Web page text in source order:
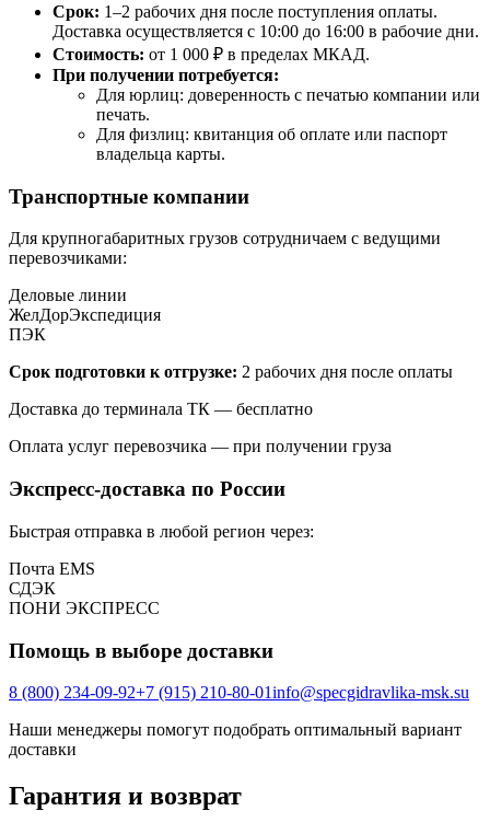
Срок: 1–2 рабочих дня после поступления оплаты.
Доставка осуществляется с 10:00 до 16:00 в рабочие дни.
Стоимость: от 1 000 ₽ в пределах МКАД.
При получении потребуется:
Для юрлиц: доверенность с печатью компании или
печать.
Для физлиц: квитанция об оплате или паспорт
владельца карты.
Транспортные компании
Для крупногабаритных грузов сотрудничаем с ведущими
перевозчиками:
Деловые линии
ЖелДорЭкспедиция
ПЭК
Срок подготовки к отгрузке: 2 рабочих дня после оплаты
Доставка до терминала ТК — бесплатно
Оплата услуг перевозчика — при получении груза
Экспресс-доставка по России
Быстрая отправка в любой регион через:
Почта EMS
СДЭК
ПOНИ ЭКСПРЕСС
Помощь в выборе доставки
8 (800) 234-09-92+7 (915) 210-80-01info@specgidravlika-msk.su
Наши менеджеры помогут подобрать оптимальный вариант
доставки
Гарантия и возврат